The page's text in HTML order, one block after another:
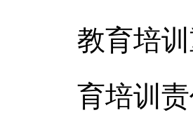
教育培
育培训